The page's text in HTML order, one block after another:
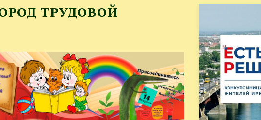
трудовой